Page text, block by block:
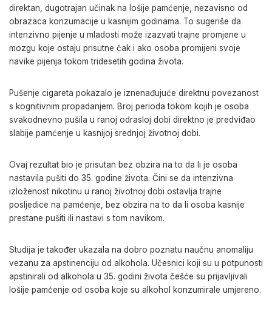
direktan, dugotrajan učinak na lošije pamćenje, nezavisno od
obrazaca konzumacije u kasnijim godinama. To sugeriše da
intenzivno pijenje u mladosti može izazvati trajne promjene u
mozgu koje ostaju prisutne čak i ako osoba promijeni svoje
navike pijenja tokom tridesetih godina života.
Pušenje cigareta pokazalo je iznenađujuće direktnu povezanost
s kognitivnim propadanjem. Broj perioda tokom kojih je osoba
svakodnevno pušila u ranoj odrasloj dobi direktno je predviđao
slabije pamćenje u kasnijoj srednjoj životnoj dobi.
Ovaj rezultat bio je prisutan bez obzira na to da li je osoba
nastavila pušiti do 35. godine života. Čini se da intenzivna
izloženost nikotinu u ranoj životnoj dobi ostavlja trajne
posljedice na pamćenje, bez obzira na to da li osoba kasnije
prestane pušiti ili nastavi s tom navikom.
Studija je također ukazala na dobro poznatu naučnu anomaliju
vezanu za apstinenciju od alkohola. Učesnici koji su u potpunosti
apstinirali od alkohola u 35. godini života češće su prijavljivali
lošije pamćenje od osoba koje su alkohol konzumirale umjereno.